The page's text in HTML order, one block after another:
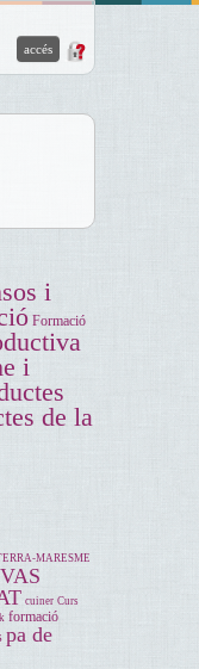
i
Formació
i
de la
MARESME
cuiner Curs
formació
pa de